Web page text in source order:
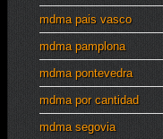
mdma pais vasco
mdma pamplona
mdma pontevedra
mdma por cantidad
mdma segovia